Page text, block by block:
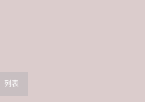
列表